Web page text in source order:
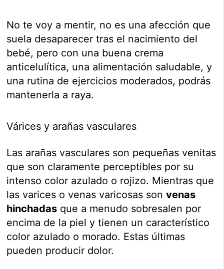
No te voy a mentir, no es una afección que
suela desaparecer tras el nacimiento del
bebé, pero con una buena crema
anticelulítica, una alimentación saludable, y
una rutina de ejercicios moderados, podrás
mantenerla a raya.
Várices y arañas vasculares
Las arañas vasculares son pequeñas venitas
que son claramente perceptibles por su
intenso color azulado o rojizo. Mientras que
las varices o venas varicosas sonvenas
hinchadas que a menudo sobresalen por
encima de la piel y tienen un característico
color azulado o morado. Estas últimas
pueden producir dolor.